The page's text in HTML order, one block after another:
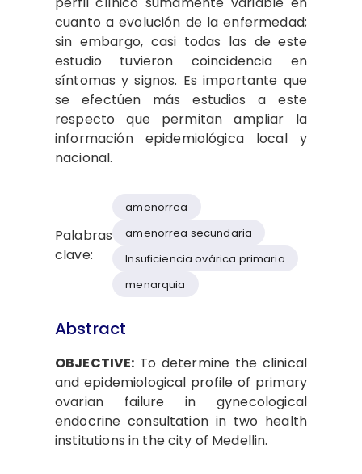
cuanto a evolución de la enfermedad;
sin embargo, casi todas las de este
estudio tuvieron coincidencia en
síntomas y signos. Es importante que
se efectúen más estudios a este
respecto que permitan ampliar la
información epidemiológica local y
nacional.
Palabras
clave:
amenorrea
amenorrea secundaria
Insuficiencia ovárica primaria
menarquia
Abstract
OBJECTIVE: To determine the clinical
and epidemiological profile of primary
ovarian failure in gynecological
endocrine consultation in two health
institutions in the city of Medellin.